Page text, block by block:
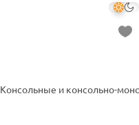
Консольные и консольно-